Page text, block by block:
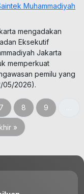
Muhammadiyah
mengadakan
Eksekutif
Jakarta
memperkuat
pemilu yang
05/2026).
Halaman
7 Halaman
8 Halaman
9
»